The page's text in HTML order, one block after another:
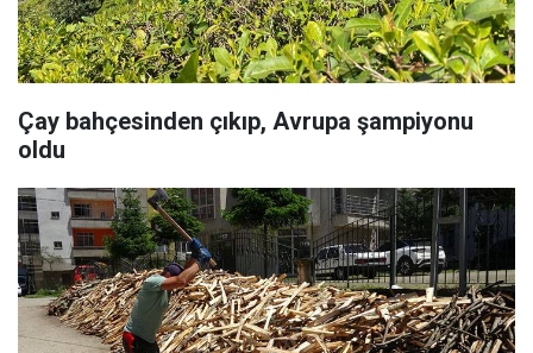
Çay bahçesinden çıkıp, Avrupa şampiyonu
oldu